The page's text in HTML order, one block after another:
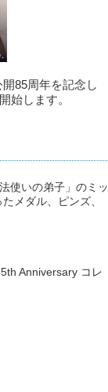
85周年を記念し
始します。
使いの弟子」のミッ
メダル、ピンズ、
Anniversary コレ